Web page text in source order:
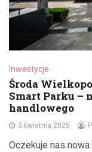
Inwestycje
Środa
Smart Parku –
handlowego
3 kwietnia 2025
Oczekuje nas